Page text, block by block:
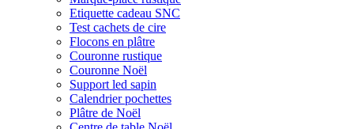
Etiquette cadeau SNC
Test cachets de cire
Flocons en plâtre
Couronne rustique
Couronne Noël
Support led sapin
Calendrier pochettes
Plâtre de Noël